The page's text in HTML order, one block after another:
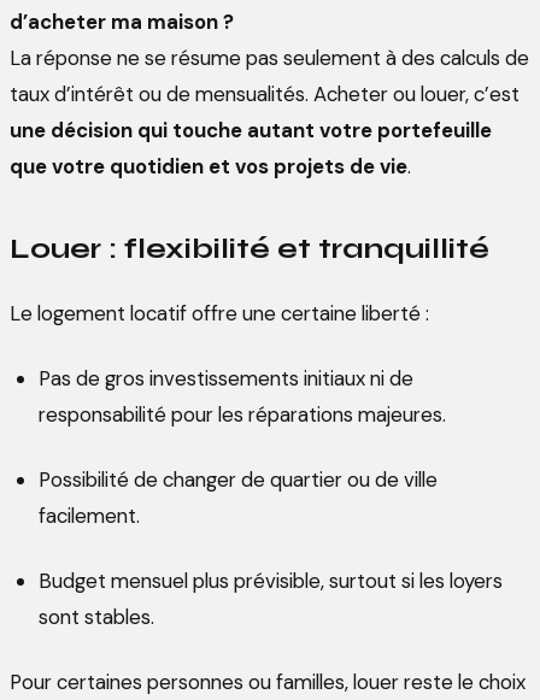
d’acheter ma maison ?
La réponse ne se résume pas seulement à des calculs de
taux d’intérêt ou de mensualités. Acheter ou louer, c’est
une décision qui touche autant votre portefeuille
que votre quotidien et vos projets de vie.
Louer : flexibilité et tranquillité
Le logement locatif offre une certaine liberté :
Pas de gros investissements initiaux ni de
responsabilité pour les réparations majeures.
Possibilité de changer de quartier ou de ville
facilement.
Budget mensuel plus prévisible, surtout si les loyers
sont stables.
Pour certaines personnes ou familles, louer reste le choix